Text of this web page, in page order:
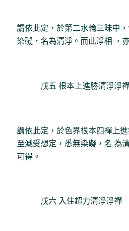
謂依此定，於第二水輪三昧中
染礙，名為清淨。而此淨相 ，
戊五 根本上進勝清淨淨
謂依此定，於色界根本四禪上
至滅受想定，悉無染礙，名 為
可得。
戊六 入住超力清淨淨禪